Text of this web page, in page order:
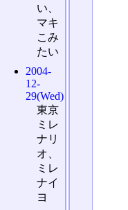
い、
マキ
こみ
たい
2004-
12-
29(Wed)
東京
ミレ
ナリ
オ、
ミレ
ナイ
ヨ